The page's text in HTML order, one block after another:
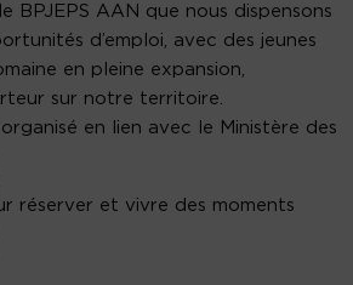
BPJEPS AAN que nous dispensons
d’emploi, avec des jeunes
en pleine expansion,
sur notre territoire.
en lien avec le Ministère des
réserver et vivre des moments